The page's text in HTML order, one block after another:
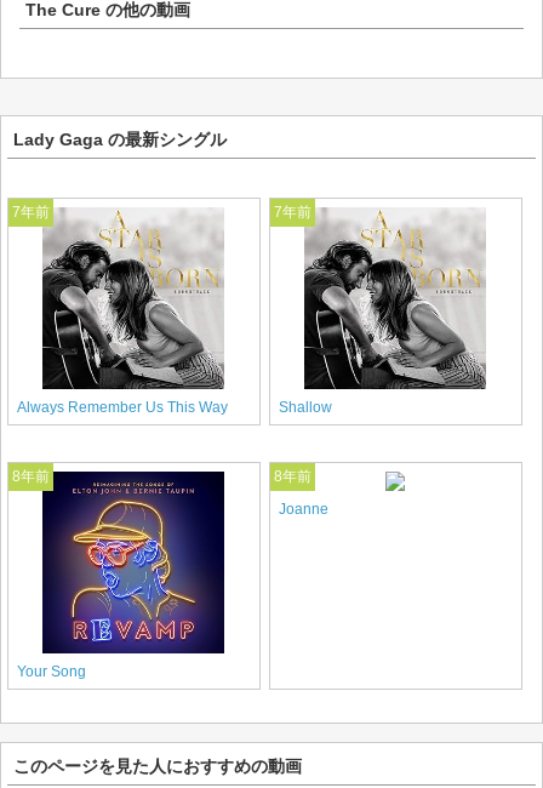
The Cure の他の動画
Lady Gaga の最新シングル
7年前
Always Remember Us This Way
7年前
Shallow
8年前
Your Song
8年前
Joanne
このページを見た人におすすめの動画